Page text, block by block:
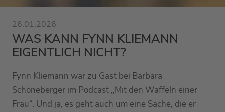
26.01.2026
WAS KANN FYNN KLIEMANN
EIGENTLICH NICHT?
Fynn Kliemann war zu Gast bei Barbara
Schöneberger im Podcast „Mit den Waffeln einer
Frau“. Und ja, es geht auch um eine Sache, die er